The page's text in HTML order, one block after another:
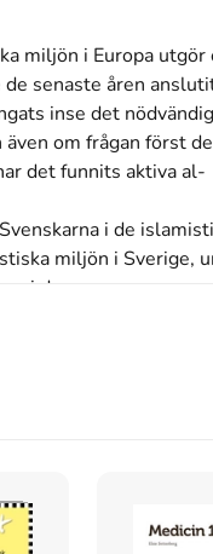
miljön i Europa utgör
senaste åren
inse det
om frågan först de
det funnits aktiva al-
i de
miljön i Sverige,
i dag.
och består av 293